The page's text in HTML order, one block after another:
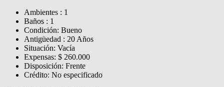
Ambientes : 1
Baños : 1
Condición: Bueno
Antigüedad : 20 Años
Situación: Vacía
Expensas: $ 260.000
Disposición: Frente
Crédito: No especificado